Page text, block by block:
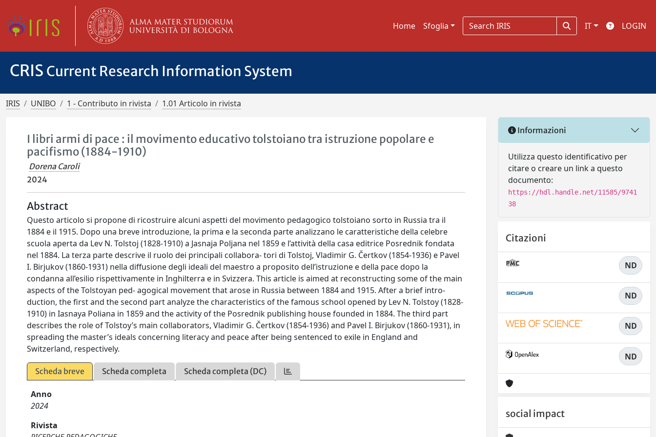
Home Sfoglia IT LOGIN
CRIS Current Research Information System
IRIS UNIBO 1 - Contributo in rivista 1.01 Articolo in rivista
I libri armi di pace : il movimento educativo tolstoiano tra istruzione popolare e
pacifismo (1884-1910)
Dorena Caroli
2024
Abstract
Questo articolo si propone di ricostruire alcuni aspetti del movimento pedagogico tolstoiano sorto in Russia tra il
1884 e il 1915. Dopo una breve introduzione, la prima e la seconda parte analizzano le caratteristiche della celebre
scuola aperta da Lev N. Tolstoj (1828-1910) a Jasnaja Poljana nel 1859 e l’attività della casa editrice Posrednik fondata
nel 1884. La terza parte descrive il ruolo dei principali collabora- tori di Tolstoj, Vladimir G. Čertkov (1854-1936) e Pavel
I. Birjukov (1860-1931) nella diffusione degli ideali del maestro a proposito dell’istruzione e della pace dopo la
condanna all’esilio rispettivamente in Inghilterra e in Svizzera. This article is aimed at reconstructing some of the main
aspects of the Tolstoyan ped- agogical movement that arose in Russia between 1884 and 1915. After a brief intro-
duction, the first and the second part analyze the characteristics of the famous school opened by Lev N. Tolstoy (1828-
1910) in Iasnaya Poliana in 1859 and the activity of the Posrednik publishing house founded in 1884. The third part
describes the role of Tolstoy’s main collaborators, Vladimir G. Čertkov (1854-1936) and Pavel I. Birjukov (1860-1931), in
spreading the master’s ideals concerning literacy and peace after being sentenced to exile in England and
Switzerland, respectively.
Scheda breve Scheda completa Scheda completa (DC)
Anno
2024
Rivista
Informazioni
Utilizza questo identificativo per
citare o creare un link a questo
documento:
https://hdl.handle.net/11585/9741
38
Citazioni
ND
ND
ND
ND
social impact